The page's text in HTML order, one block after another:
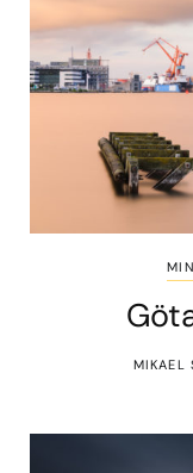
MIKAEL